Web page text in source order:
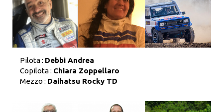
Pilota : Debbi Andrea
Copilota : Chiara Zoppellaro
Mezzo : Daihatsu Rocky TD